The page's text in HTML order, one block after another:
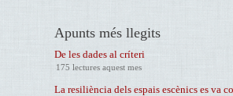
Apunts més llegits
De les dades al críteri
175 lectures aquest mes
La resiliència dels espais escènics es va